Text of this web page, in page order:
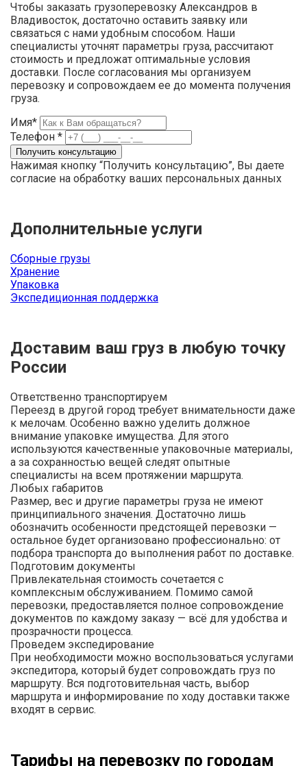
Чтобы заказать грузоперевозку Александров в
Владивосток, достаточно оставить заявку или
связаться с нами удобным способом. Наши
специалисты уточнят параметры груза, рассчитают
стоимость и предложат оптимальные условия
доставки. После согласования мы организуем
перевозку и сопровождаем ее до момента получения
груза.
Имя*
Телефон *
Нажимая кнопку “Получить консультацию”, Вы даете
согласие на обработку ваших персональных данных
Дополнительные услуги
Сборные грузы
Хранение
Упаковка
Экспедиционная поддержка
Доставим ваш груз в любую точку
России
Ответственно транспортируем
Переезд в другой город требует внимательности даже
к мелочам. Особенно важно уделить должное
внимание упаковке имущества. Для этого
используются качественные упаковочные материалы,
а за сохранностью вещей следят опытные
специалисты на всем протяжении маршрута.
Любых габаритов
Размер, вес и другие параметры груза не имеют
принципиального значения. Достаточно лишь
обозначить особенности предстоящей перевозки —
остальное будет организовано профессионально: от
подбора транспорта до выполнения работ по доставке.
Подготовим документы
Привлекательная стоимость сочетается с
комплексным обслуживанием. Помимо самой
перевозки, предоставляется полное сопровождение
документов по каждому заказу — всё для удобства и
прозрачности процесса.
Проведем экспедирование
При необходимости можно воспользоваться услугами
экспедитора, который будет сопровождать груз по
маршруту. Вся подготовительная часть, выбор
маршрута и информирование по ходу доставки также
входят в сервис.
Тарифы на перевозку по городам